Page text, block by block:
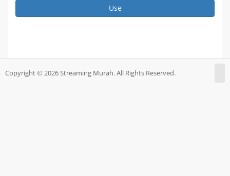
Use
Copyright © 2026 Streaming Murah. All Rights Reserved.